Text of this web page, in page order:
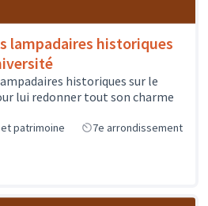
lampadaires historiques
historiques sur le
lui redonner tout son charme
patrimoine
7e arrondissement